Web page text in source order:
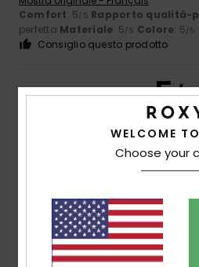
Comfort: 5/5 Rapporto qualità-
perfetta Materiale: 5/5 Colore: 5/5
Consiglio questo prodotto
5/5
Mostra originale - Français
Comfort: 5/5 Rapporto qualità-
perfettaMateriale: 5/5 Colore
Consiglio questo prodotto
WELCOME
Choose your